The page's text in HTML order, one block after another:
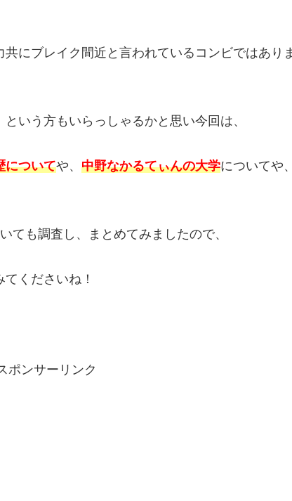
にブレイク間近と言われているコンビではあり
いう方もいらっしゃるかと思い今回は、
についてや、 中野なかるてぃんの大学についてや、
ても調査し、まとめてみましたので、
くださいね！
ポンサーリンク